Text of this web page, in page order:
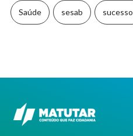
Saúde sesab